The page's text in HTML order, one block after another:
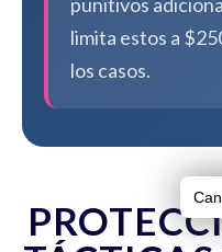
limita estos a
los casos.